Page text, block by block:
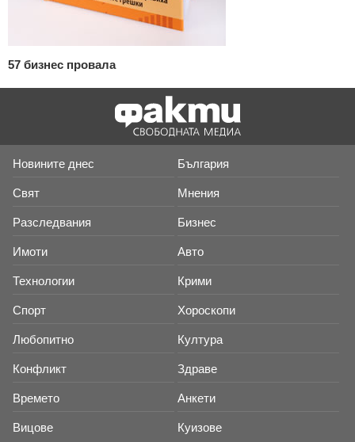
57 бизнес провала
Новините днес България
Свят Мнения
Разследвания Бизнес
Имоти Авто
Технологии Крими
Спорт Хороскопи
Любопитно Култура
Конфликт Здраве
Времето Анкети
Вицове Куизове